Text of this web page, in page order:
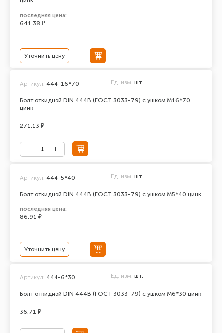
последняя цена:
641.38 ₽
Уточнить цену
Болт откидной DIN 444В (ГОСТ 3033-79) с ушком М16*70
цинк
Артикул: 444-16*70 Ед. изм. шт.
271.13 ₽
Болт откидной DIN 444В (ГОСТ 3033-79) с ушком М5*40 цинк
Артикул: 444-5*40 Ед. изм. шт.
последняя цена:
86.91 ₽
Уточнить цену
Болт откидной DIN 444В (ГОСТ 3033-79) с ушком М6*30 цинк
Артикул: 444-6*30 Ед. изм. шт.
36.71 ₽